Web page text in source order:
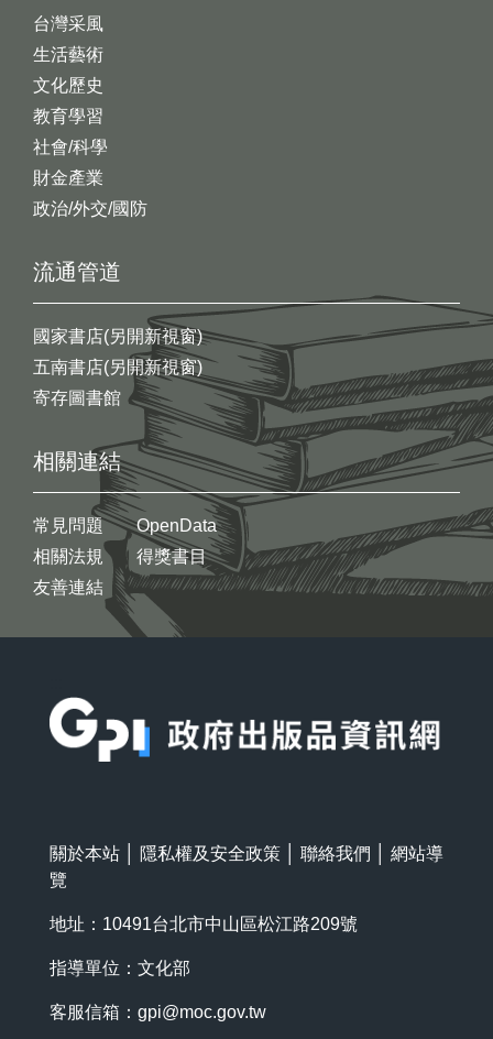
台灣采風
生活藝術
文化歷史
教育學習
社會/科學
財金產業
政治/外交/國防
流通管道
國家書店(另開新視窗)
五南書店(另開新視窗)
寄存圖書館
相關連結
常見問題
相關法規
友善連結
OpenData
得獎書目
關於本站 隱私權及安全政策 聯絡我們
網站導
覽
地址：10491台北市中山區松江路209號
指導單位：文化部
客服信箱： gpi@moc.gov.tw